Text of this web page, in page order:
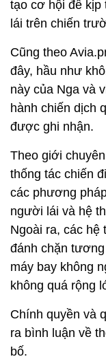
tạo cơ hội để kịp
lái trên chiến
Cũng theo
đây, hầu như
này của Nga và
hành chiến dịch
được ghi nhận.
Theo giới
thống tác chiến
các phương
người lái và hệ
Ngoài ra, các hệ
đánh chặn
máy bay không
không quá rộng
Chính quyền và
ra bình luận về
bố.